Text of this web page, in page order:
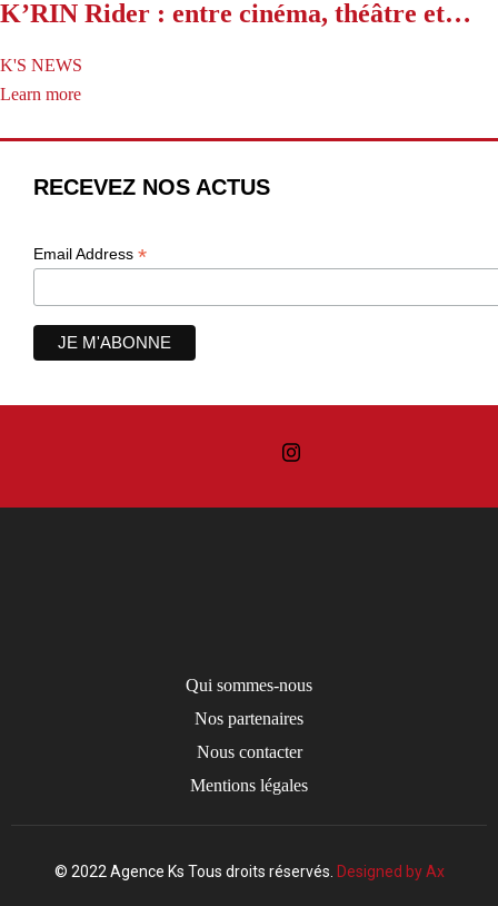
K’RIN Rider : entre cinéma, théâtre et…
K'S NEWS
Learn more
RECEVEZ NOS ACTUS
Email Address *
Qui sommes-nous
Nos partenaires
Nous contacter
Mentions légales
© 2022 Agence Ks Tous droits réservés. Designed by Ax